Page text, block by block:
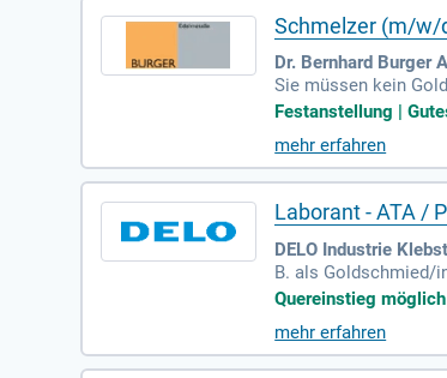
Schmelzer (m/w/
Dr. Bernhard Burger
Sie müssen kein
mit: Eine
Festanstellung |
mehr erfahren
Laborant - ATA /
DELO Industrie
B. als Goldschmied/
hnik sowie
Quereinstieg
mehr erfahren